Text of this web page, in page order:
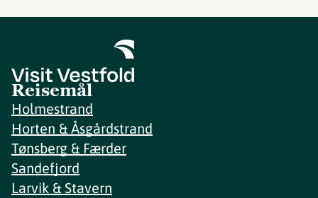
Reisemål
Holmestrand
Horten & Åsgårdstrand
Tønsberg & Færder
Sandefjord
Larvik & Stavern